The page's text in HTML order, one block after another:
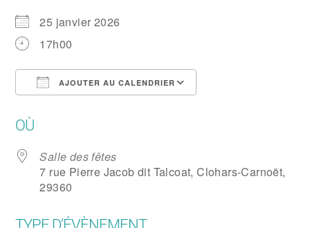
25 janvier 2026
17h00
AJOUTER AU CALENDRIER
OÙ
Salle des fêtes
7 rue Pierre Jacob dit Talcoat, Clohars-Carnoët,
29360